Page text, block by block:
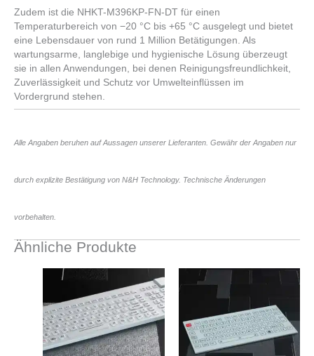
Zudem ist die NHKT-M396KP-FN-DT für einen
Temperaturbereich von −20 °C bis +65 °C ausgelegt und bietet
eine Lebensdauer von rund 1 Million Betätigungen. Als
wartungsarme, langlebige und hygienische Lösung überzeugt
sie in allen Anwendungen, bei denen Reinigungsfreundlichkeit,
Zuverlässigkeit und Schutz vor Umwelteinflüssen im
Vordergrund stehen.
Alle Angaben beruhen auf Aussagen unserer Lieferanten. Gewähr der Angaben nur
durch explizite Bestätigung von N&H Technology. Technische Änderungen
vorbehalten.
Ähnliche Produkte